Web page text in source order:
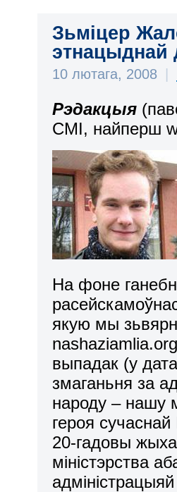
Зьміцер
этнацыднай
10 лютага, 2008 |
Рэдакцыя
СМІ, найперш
На фоне
якую мы
выпадак (у
змаганьня за
народу – нашу
героя
20-гадовы
міністэрства